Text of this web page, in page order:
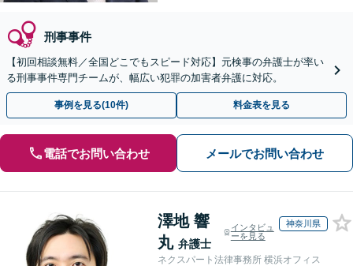
刑事事件
【初回相談無料／全国どこでもスピード対応】元検事の弁護士が率い
る刑事事件専門チームが、幅広い犯罪の加害者弁護に対応。
事例を見る(10件) 料金表を見る
電話でお問い合わせ メールでお問い合わせ
澤地 響
丸 弁護士
インタビュ
ーを見る
神奈川県
ネクスパート法律事務所 横浜オフィス